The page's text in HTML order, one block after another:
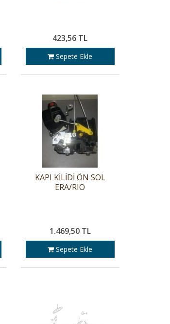
423,56 TL
Sepete Ekle
KAPI KİLİDİ ÖN SOL
ERA/RIO
1.469,50 TL
Sepete Ekle